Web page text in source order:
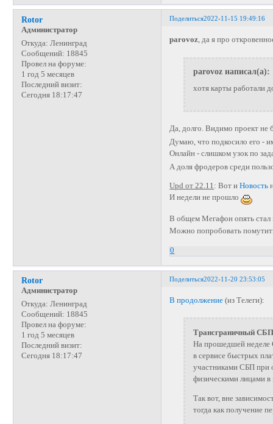
Поделиться2022-11-15 19:49:16
Rotor
Администратор
Откуда: Ленинград
Сообщений: 18845
Провел на форуме:
1 год 5 месяцев
Последний визит:
Сегодня 18:17:47
parovoz, да я про
parovoz написал(а):
хотя карты работали
Да, долго. Видимо проект
Думаю, что подкосило его -
Онлайн - слишком узок по
А доля фродеров среди
Upd от 22.11: Вот иНовость
И недели не прошло
В общем Мегафон опять
Можно попробовать
0
Поделиться2022-11-20 23:53:05
Rotor
Администратор
Откуда: Ленинград
Сообщений: 18845
Провел на форуме:
1 год 5 месяцев
Последний визит:
Сегодня 18:17:47
В продолжение (из Телеги):
Трансграничный СБП
На прошедшей неделе
в сервисе быстрых
участниками СБП при
физическими лицами в
Так вот, вне
тогда как получение